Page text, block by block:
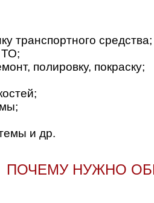
транспортного средства;
ТО;
полировку, покраску;
и др.
ПОЧЕМУ НУЖНО